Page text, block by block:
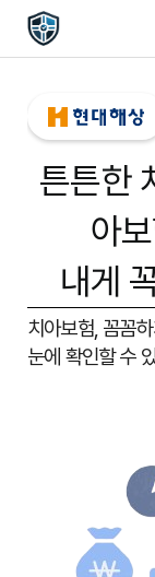
튼튼한
아
내게
치아보험, 꼼꼼
눈에 확인할 수